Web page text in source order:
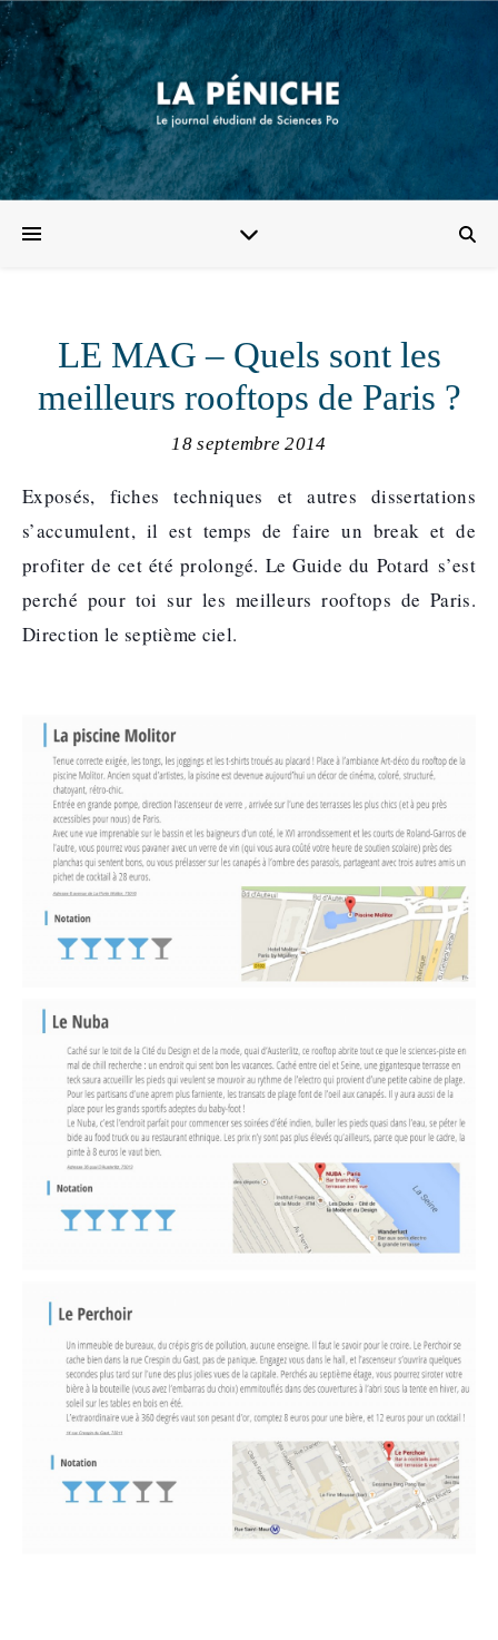
LE MAG – Quels sont les
meilleurs rooftops de Paris ?
18 septembre 2014
Exposés, fiches techniques et autres dissertations
s’accumulent, il est temps de faire un break et de
profiter de cet été prolongé. Le Guide du Potard s’est
perché pour toi sur les meilleurs rooftops de Paris.
Direction le septième ciel.